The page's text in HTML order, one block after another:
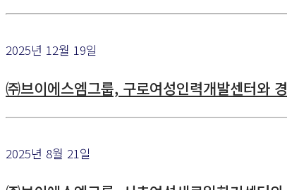
2025년 12월 19일
㈜브이에스엠그룹, 구로여성인력개발센터와
2025년 8월 21일